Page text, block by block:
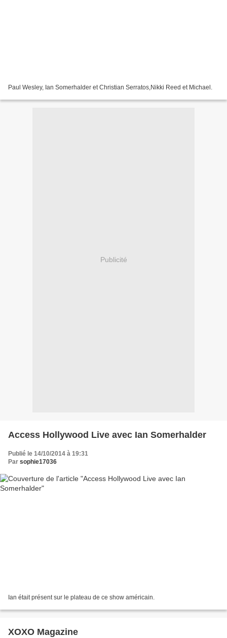
Paul Wesley, Ian Somerhalder et Christian Serratos,Nikki Reed et Michael.
Publicité
Access Hollywood Live avec Ian Somerhalder
Publié le 14/10/2014 à 19:31
Par sophie17036
Ian était présent sur le plateau de ce show américain.
XOXO Magazine